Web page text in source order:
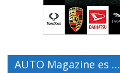
AUTO Magazine es …